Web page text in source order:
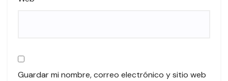
Guardar mi nombre, correo electrónico y sitio web